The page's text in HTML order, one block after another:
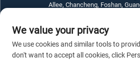
Allee, Chancheng, Foshan,
+86-757-83789311
[email protected]
We value your privacy
We use cookies and similar tools to
don't want to accept all cookies, click